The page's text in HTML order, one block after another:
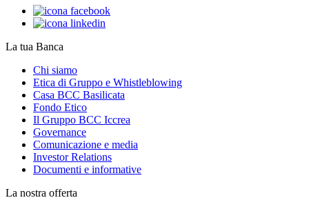
La tua Banca
Chi siamo
Etica di Gruppo e Whistleblowing
Casa BCC Basilicata
Fondo Etico
Il Gruppo BCC Iccrea
Governance
Comunicazione e media
Investor Relations
Documenti e informative
La nostra offerta